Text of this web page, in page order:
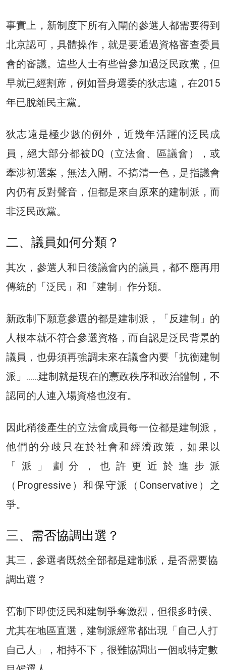
事實上，新制度下所有入閘的參選人都需要得到
北京認可，具體操作，就是要通過資格審查委員
會的審議。這些人士有些曾參加過泛民政黨，但
早就已經割蓆，例如晉身選委的狄志遠，在2015
年已脫離民主黨。
狄志遠是極少數的例外，近幾年活躍的泛民成
員，絕大部分都被DQ（立法會、區議會），或
牽涉初選案，無法入閘。不搞清一色，是指議會
內仍有反對聲音，但都是來自原來的建制派，而
非泛民政黨。
二、議員如何分類？
其次，參選人和日後議會內的議員，都不應再用
傳統的「泛民」和「建制」作分類。
新政制下願意參選的都是建制派，「反建制」的
人根本就不符合參選資格，而自認是泛民背景的
議員，也毋須再強調未來在議會內要「抗衡建制
派」……建制就是現在的憲政秩序和政治體制，不
認同的人連入場資格也沒有。
因此稍後產生的立法會成員每一位都是建制派，
他們的分歧只在於社會和經濟政策，如果以
「派」劃分，也許更近於進步派
（Progressive）和保守派（Conservative）之
爭。
三、需否協調出選？
其三，參選者既然全部都是建制派，是否需要協
調出選？
舊制下即使泛民和建制爭奪激烈，但很多時候、
尤其在地區直選，建制派經常都出現「自己人打
自己人」，相持不下，很難協調出一個或特定數